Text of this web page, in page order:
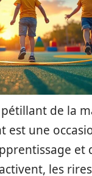
de la
est une
et
les